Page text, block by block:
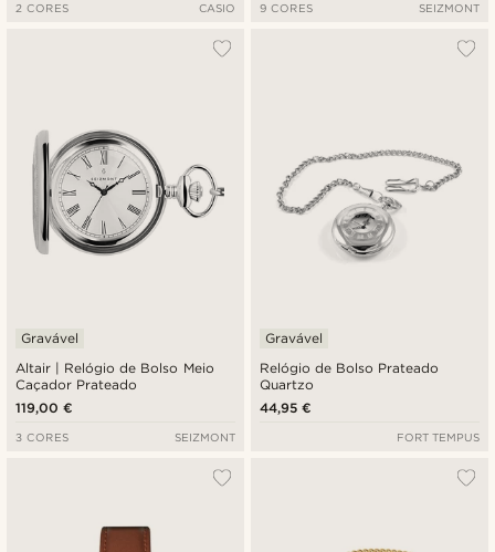
2 CORES CASIO 9 CORES SEIZMONT
Altair | Relógio de Bolso Meio
Caçador Prateado
Gravável
119,00 €
3 CORES SEIZMONT
Relógio de Bolso Prateado
Quartzo
Gravável
44,95 €
FORT TEMPUS